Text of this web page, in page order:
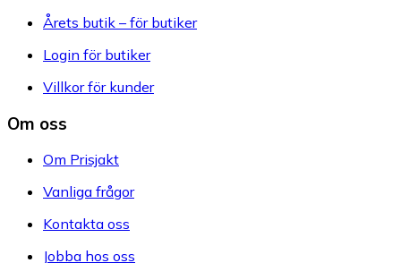
Årets butik – för butiker
Login för butiker
Villkor för kunder
Om oss
Om Prisjakt
Vanliga frågor
Kontakta oss
Jobba hos oss